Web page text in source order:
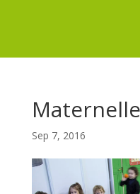
Sep 7, 2016